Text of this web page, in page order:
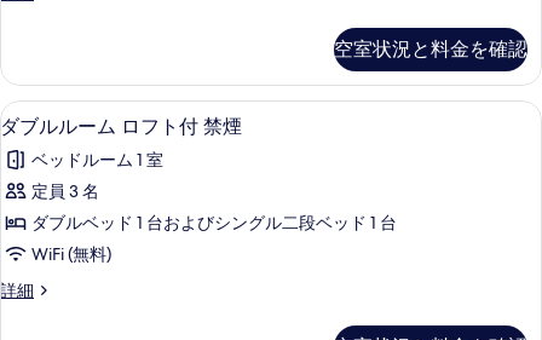
て
写
真
を
表
示
す
る
の
写
真
を
表
示
る
ル
ー
ム
禁
煙
の
す
べ
ス
ダ
ブ
ル
ル
ー
禁
煙
詳
空室状況と料金を確認
ダ
ブ
ル
ル
ー
ロ
ダブルルーム ロフト付 禁煙 | デスク
4
ダブルルーム ロフト付 禁煙
ベッドルーム 1 室
定員 3 名
ダブルベッド 1 台およびシングル二段ベッド 1 台
WiFi (無料)
詳細
ダ